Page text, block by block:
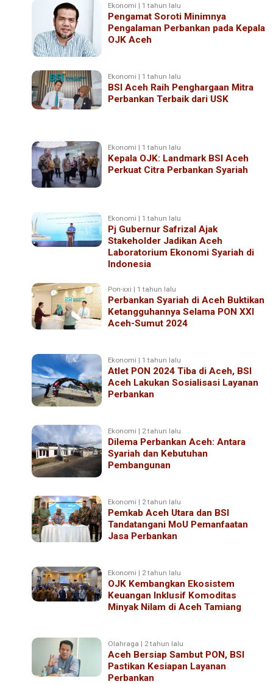
Ekonomi | 1 tahun lalu
Pengamat Soroti Minimnya
Pengalaman Perbankan pada Kepala
OJK Aceh
Ekonomi | 1 tahun lalu
BSI Aceh Raih Penghargaan Mitra
Perbankan Terbaik dari USK
Ekonomi | 1 tahun lalu
Kepala OJK: Landmark BSI Aceh
Perkuat Citra Perbankan Syariah
Ekonomi | 1 tahun lalu
Pj Gubernur Safrizal Ajak
Stakeholder Jadikan Aceh
Laboratorium Ekonomi Syariah di
Indonesia
Pon-xxi | 1 tahun lalu
Perbankan Syariah di Aceh Buktikan
Ketangguhannya Selama PON XXI
Aceh-Sumut 2024
Ekonomi | 1 tahun lalu
Atlet PON 2024 Tiba di Aceh, BSI
Aceh Lakukan Sosialisasi Layanan
Perbankan
Ekonomi | 2 tahun lalu
Dilema Perbankan Aceh: Antara
Syariah dan Kebutuhan
Pembangunan
Ekonomi | 2 tahun lalu
Pemkab Aceh Utara dan BSI
Tandatangani MoU Pemanfaatan
Jasa Perbankan
Ekonomi | 2 tahun lalu
OJK Kembangkan Ekosistem
Keuangan Inklusif Komoditas
Minyak Nilam di Aceh Tamiang
Olahraga | 2 tahun lalu
Aceh Bersiap Sambut PON, BSI
Pastikan Kesiapan Layanan
Perbankan